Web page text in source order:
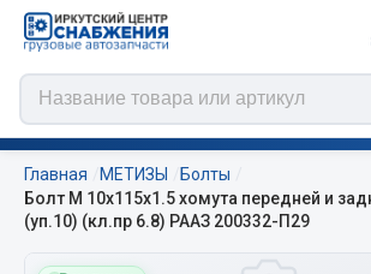
Главная МЕТИЗЫ
Болты
Болт М 10х115х1.5 хомута передней и
(уп.10) (кл.пр 6.8) РААЗ 200332-П29